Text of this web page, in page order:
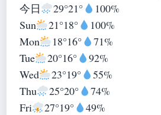
今日
29°21°
100%
Sun
21°18°
100%
Mon
18°16°
71%
Tue
20°16°
92%
Wed
23°19°
55%
Thu
25°20°
74%
Fri
27°19°
49%